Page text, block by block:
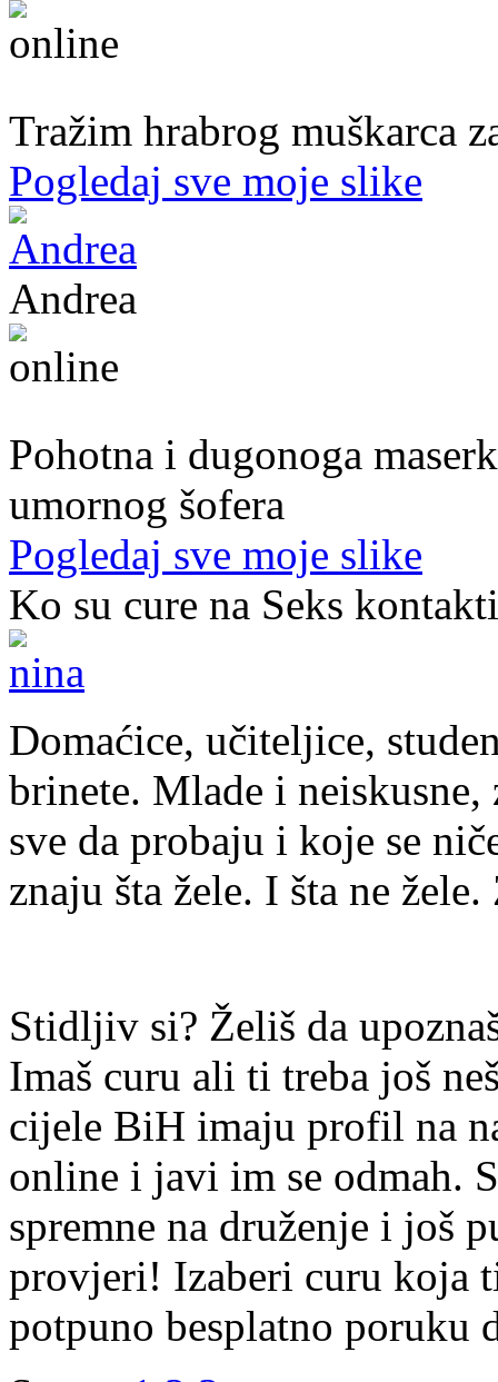
Tražim hrabrog muškarca
Pogledaj sve moje slike
Andrea
Pohotna i dugonoga
umornog šofera
Pogledaj sve moje slike
Ko su cure na Seks
Domaćice, učiteljice,
brinete. Mlade i
sve da probaju i koje se
znaju šta žele. I šta ne
Stidljiv si? Želiš da
Imaš curu ali ti treba još
cijele BiH imaju profil na
online i javi im se odmah.
spremne na druženje i još
provjeri! Izaberi curu koja
potpuno besplatno poruku